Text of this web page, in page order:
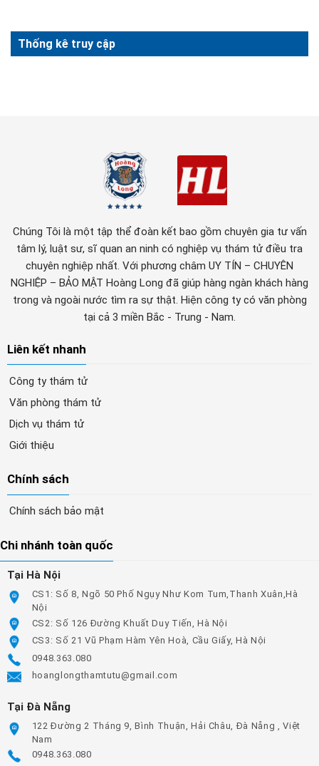
Thống kê truy cập
Chúng Tôi là một tập thể đoàn kết bao gồm chuyên gia tư vấn
tâm lý, luật sư, sĩ quan an ninh có nghiệp vụ thám tử điều tra
chuyên nghiệp nhất. Với phương châm UY TÍN – CHUYÊN
NGHIỆP – BẢO MẬT Hoàng Long đã giúp hàng ngàn khách hàng
trong và ngoài nước tìm ra sự thật. Hiện công ty có văn phòng
tại cả 3 miền Bắc - Trung - Nam.
Liên kết nhanh
Công ty thám tử
Văn phòng thám tử
Dịch vụ thám tử
Giới thiệu
Chính sách
Chính sách bảo mật
Chi nhánh toàn quốc
Tại Hà Nội
CS1: Số 8, Ngõ 50 Phố Ngụy Như Kom Tum,Thanh Xuân,Hà
Nội
CS2: Số 126 Đường Khuất Duy Tiến, Hà Nội
CS3: Số 21 Vũ Phạm Hàm Yên Hoà, Cầu Giấy, Hà Nội
0948.363.080
hoanglongthamtutu@gmail.com
Tại Đà Nẵng
122 Đường 2 Tháng 9, Bình Thuận, Hải Châu, Đà Nẵng , Việt
Nam
0948.363.080